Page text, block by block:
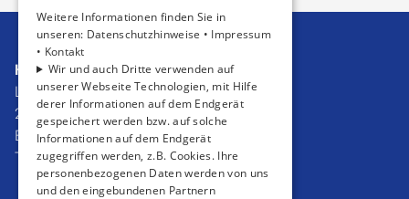
Haustechnik Rosenboom GmbH
Lippestraße 24
26548 Norderney
E-Mail: info@rosenboom-norderney.de
Tel.: 04932 8770
Impressum
Weitere Informationen finden Sie in
unseren: Datenschutzhinweise • Impressum
• Kontakt
Wir und auch Dritte verwenden auf
unserer Webseite Technologien, mit Hilfe
derer Informationen auf dem Endgerät
gespeichert werden bzw. auf solche
Informationen auf dem Endgerät
zugegriffen werden, z.B. Cookies. Ihre
personenbezogenen Daten werden von uns
und den eingebundenen Partnern